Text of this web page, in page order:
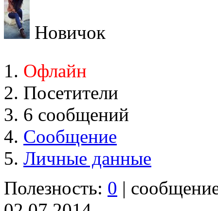
Новичок
Офлайн
Посетители
6 сообщений
Сообщение
Личные данные
Полезность: 0 |